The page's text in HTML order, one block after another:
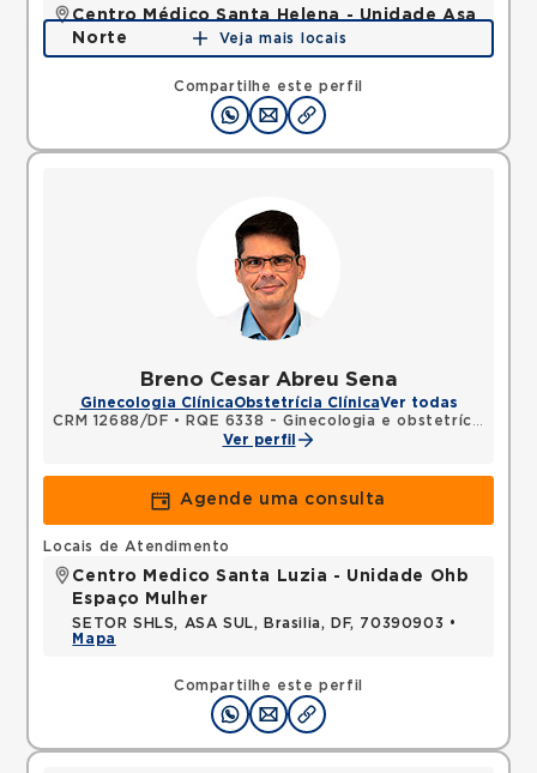
Compartilhe este perfil
Centro Médico Santa Helena - Unidade Asa
Norte
SHLN, ASA NORTE, Brasilia, DF, 70390700 •Mapa
Veja mais locais
Breno Cesar Abreu Sena
Ginecologia ClínicaObstetrícia ClínicaVer todas
CRM 12688/DF •
RQE 6338 - Ginecologia e obstetrícia
Ver perfil
Agende uma consulta
Compartilhe este perfil
Locais de Atendimento
Centro Medico Santa Luzia - Unidade Ohb
Espaço Mulher
SETOR SHLS, ASA SUL, Brasilia, DF, 70390903 •
Mapa